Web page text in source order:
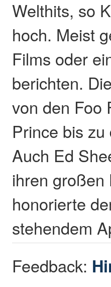
Welthits, so
hoch. Meist
Films oder
berichten.
von den Foo
Prince bis
Auch Ed
ihren großen
honorierte
stehendem
Feedback: